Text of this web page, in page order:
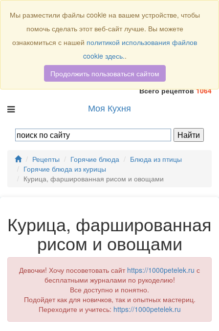
Всего рецептов1064
Моя Кухня
Рецепты Горячие блюда
Блюда из птицы
Горячие блюда из курицы
Курица, фаршированная рисом и овощами
Курица, фаршированная
рисом и овощами
Девочки! Хочу посоветовать сайт https://1000petelek.ru с
бесплатными журналами по рукоделию!
Все доступно и понятно.
Подойдет как для новичков, так и опытных мастериц.
Переходите и учитесь: https://1000petelek.ru
Мы разместили файлы cookie на вашем устройстве, чтобы
помочь сделать этот веб-сайт лучше. Вы можете
ознакомиться с нашей политикой использования файлов
cookie здесь..
Продолжить пользоваться сайтом